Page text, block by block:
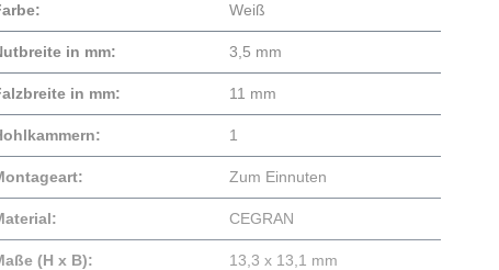
Weiß
in mm: 3,5 mm
in mm: 11 mm
1
Zum Einnuten
CEGRAN
(H x B): 13,3 x 13,1 mm